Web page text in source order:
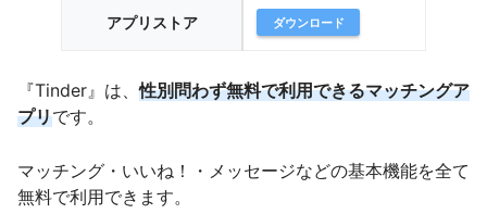
アプリストア ダウンロード
『Tinder』は、性別問わず無料で利用できるマッチングア
プリです。
マッチング・いいね！・メッセージなどの基本機能を全て
無料で利用できます。